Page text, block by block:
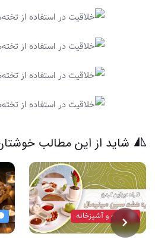
شاید از این مطالب
خانه و آشپزخانه